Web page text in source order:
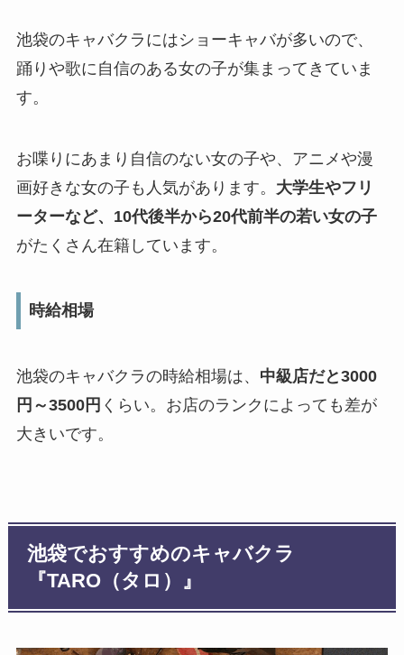
池袋のキャバクラにはショーキャバが多いので、
踊りや歌に自信のある女の子が集まってきていま
す。
お喋りにあまり自信のない女の子や、アニメや漫
画好きな女の子も人気があります。 大学生やフリ
ーターなど、10代後半から20代前半の若い女の子
がたくさん在籍しています。
時給相場
池袋のキャバクラの時給相場は、 中級店だと3000
円～3500円 くらい。お店のランクによっても差が
大きいです。
池袋でおすすめのキャバクラ
『TARO（タロ）』